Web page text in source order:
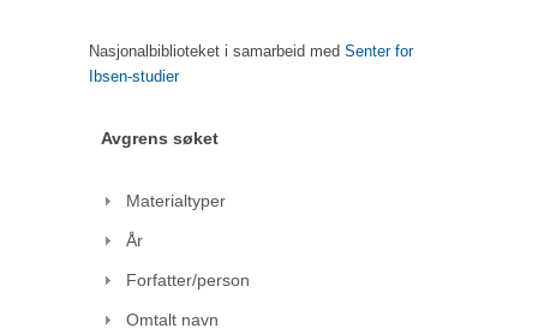
Nasjonalbiblioteket i samarbeid med Senter for
Ibsen-studier
Avgrens søket
Materialtyper
År
Forfatter/person
Omtalt navn